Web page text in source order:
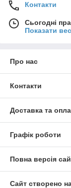
Контакти
Сьогодні
Показати
Про нас
Контакти
Доставка та
Графік роботи
Повна версія
Сайт створено